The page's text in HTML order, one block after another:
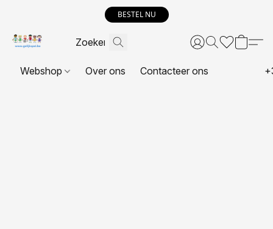
BESTEL NU
Webshop Over ons Contacteer ons